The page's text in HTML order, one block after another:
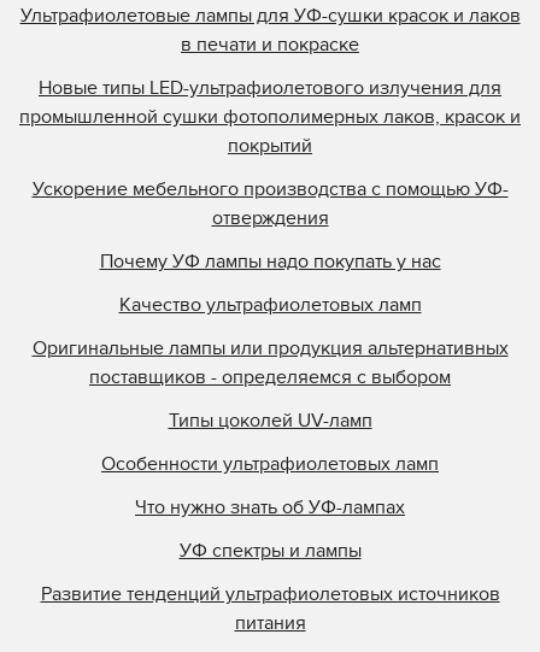
Ультрафиолетовые лампы для УФ-сушки красок и лаков
в печати и покраске
Новые типы LED-ультрафиолетового излучения для
промышленной сушки фотополимерных лаков, красок и
покрытий
Ускорение мебельного производства с помощью УФ-
отверждения
Почему УФ лампы надо покупать у нас
Качество ультрафиолетовых ламп
Оригинальные лампы или продукция альтернативных
поставщиков - определяемся с выбором
Типы цоколей UV-ламп
Особенности ультрафиолетовых ламп
Что нужно знать об УФ-лампах
УФ спектры и лампы
Развитие тенденций ультрафиолетовых источников
питания